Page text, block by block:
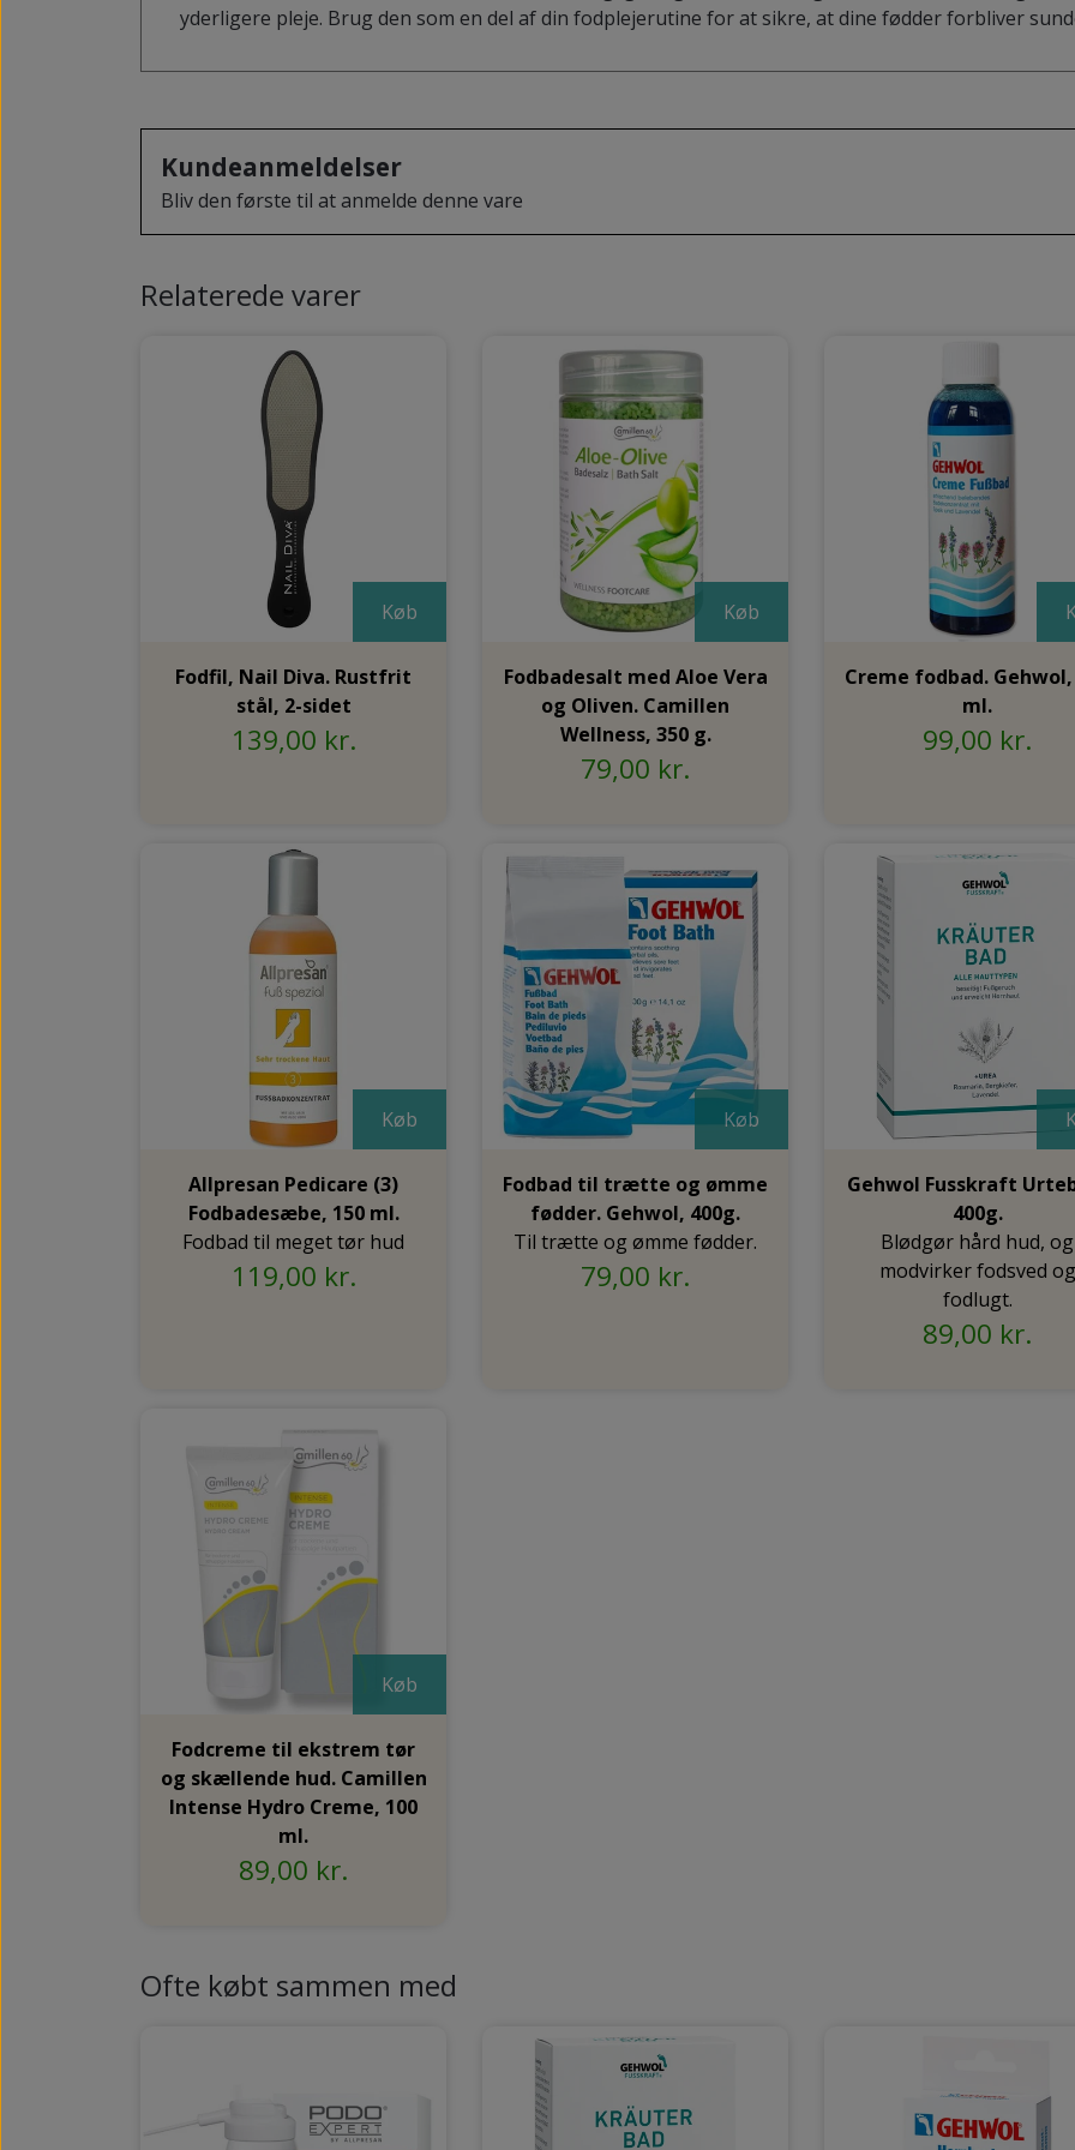
yderligere pleje. Brug den som en del af din fodplejerutine for at sikre, at dine fødder forbliver
Kundeanmeldelser
Bliv den første til at anmelde denne vare
Relaterede varer
Køb
Fodfil, Nail Diva. Rustfrit
stål, 2-sidet
139,00 kr.
Køb
Fodbadesalt med Aloe Vera
og Oliven. Camillen
Wellness, 350 g.
79,00 kr.
Creme fodbad. Gehwol,
ml.
99,00 kr.
Køb
Allpresan Pedicare (3)
Fodbadesæbe, 150 ml.
Fodbad til meget tør hud
119,00 kr.
Køb
Fodbad til trætte og ømme
fødder. Gehwol, 400g.
Til trætte og ømme fødder.
79,00 kr.
Gehwol Fusskraft
400g.
Blødgør hård hud, og
modvirker fodsved og
fodlugt.
89,00 kr.
Køb
Fodcreme til ekstrem tør
og skællende hud. Camillen
Intense Hydro Creme, 100
ml.
89,00 kr.
Ofte købt sammen med